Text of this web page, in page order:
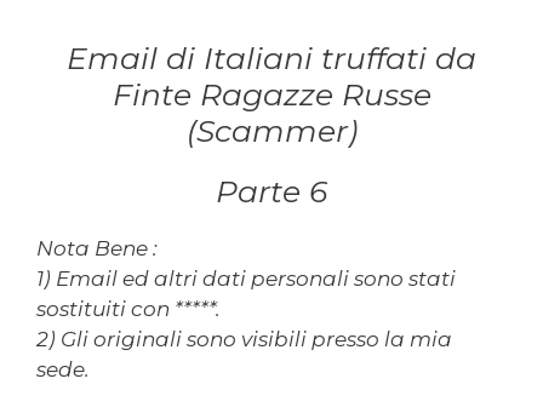
Email di Italiani truffati da
Finte Ragazze Russe
(Scammer)
Parte 6
Nota Bene :
1) Email ed altri dati personali sono stati
sostituiti con *****.
2) Gli originali sono visibili presso la mia
sede.